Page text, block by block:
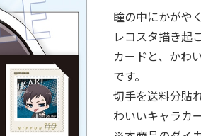
瞳の中にかがや
レコスタ描き起
カードと、かわ
です。
切手を送料分貼
わいいキャラカ